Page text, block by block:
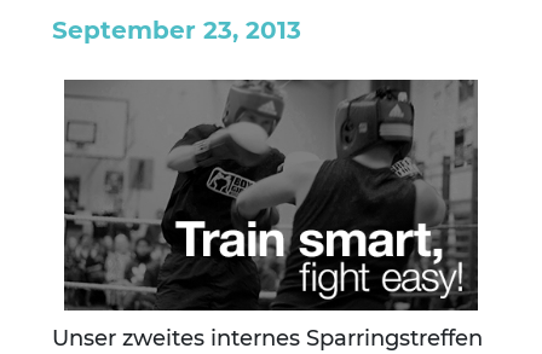
September 23, 2013
Unser zweites internes Sparringstreffen